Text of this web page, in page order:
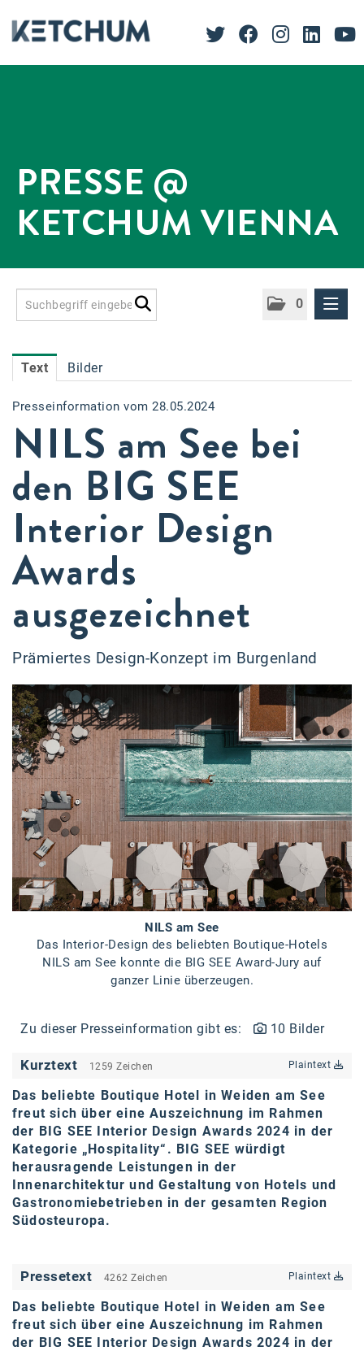
PRESSE @
KETCHUM VIENNA
0
Accessiway
Accor
ALC
Arthur D. Little
Bake the Shape
BBDO Wien
BISON
Brandl Talos
Braun
BRP-Rotax
Bundesdenkmalamt
Calle Libre
DDB Wien
Enkeltaugliches Österreich
Gillette Venus
karriere.at
Ketchum GmbH
Kinderwunschzentrum
Kostenwahrheit
LWND
Mastercard
NEOH
Text Bilder
Presseinformation vom 28.05.2024
NILS am See bei
den BIG SEE
Interior Design
Awards
ausgezeichnet
Prämiertes Design-Konzept im Burgenland
NILS am See
Das Interior-Design des beliebten Boutique-Hotels
NILS am See konnte die BIG SEE Award-Jury auf
ganzer Linie überzeugen.
Zu dieser Presseinformation gibt es: 10 Bilder
Kurztext 1259 Zeichen Plaintext
Das beliebte Boutique Hotel in Weiden am See
freut sich übereine Auszeichnung im Rahmen
der BIG SEE Interior Design Awards 2024 in der
Kategorie „Hospitality“. BIG SEE würdigt
herausragende Leistungen in der
Innenarchitektur und Gestaltung von Hotels und
Gastronomiebetrieben in der gesamten Region
Südosteuropa.
Pressetext 4262 Zeichen Plaintext
Das beliebte Boutique Hotel in Weiden am See
freut sich übereine Auszeichnung im Rahmen
der BIG SEE Interior Design Awards 2024 in der